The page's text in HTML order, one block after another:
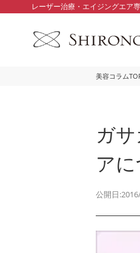
レーザー治療・エイジングエア
美容コラム
ガ
ア
公開日